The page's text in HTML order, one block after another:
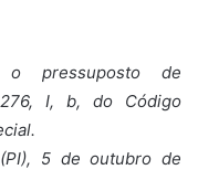
pressuposto de
I, b, do Código
5 de outubro de